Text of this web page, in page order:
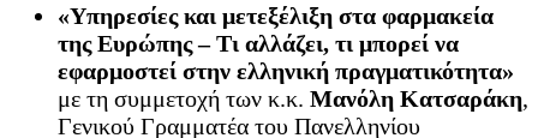
«Υπηρεσίες και μετεξέλιξη στα φαρμακεία
της Ευρώπης – Τι αλλάζει, τι μπορεί να
εφαρμοστεί στην ελληνική πραγματικότητα»
με τη συμμετοχή των κ.κ. Μανόλη Κατσαράκη,
Γενικού Γραμματέα του Πανελληνίου